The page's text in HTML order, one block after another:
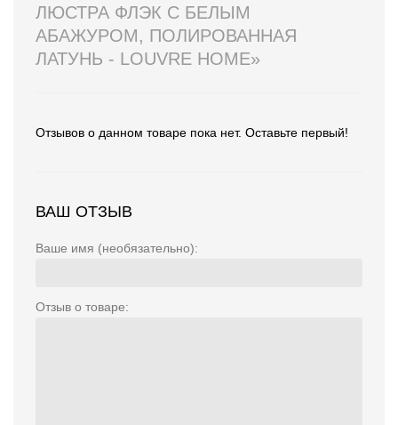
ЛЮСТРА ФЛЭК С БЕЛЫМ
АБАЖУРОМ, ПОЛИРОВАННАЯ
ЛАТУНЬ - LOUVRE HOME»
Отзывов о данном товаре пока нет. Оставьте первый!
ВАШ ОТЗЫВ
Ваше имя (необязательно):
Отзыв о товаре: